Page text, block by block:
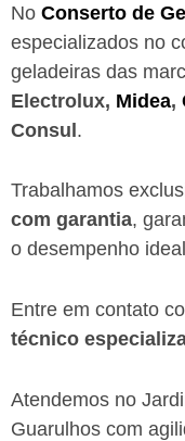
No Conserto de
especializados no
geladeiras das
Electrolux, Midea,
Consul.
Trabalhamos
com garantia,
o desempenho
Entre em contato
técnico
Atendemos no
Guarulhos com